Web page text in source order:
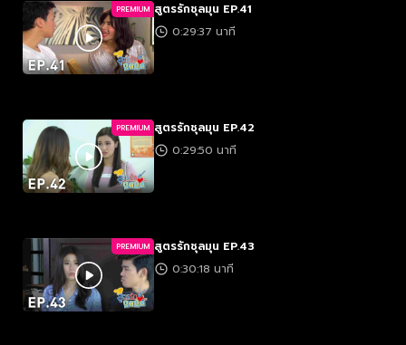
PREMIUM สูตรรักชุลมุน EP.41
0:29:37 นาที
PREMIUM สูตรรักชุลมุน EP.42
0:29:50 นาที
PREMIUM สูตรรักชุลมุน EP.43
0:30:18 นาที